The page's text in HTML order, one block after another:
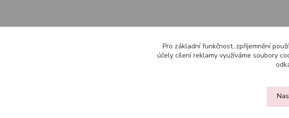
Pro základní funkčnost, zpříjemnění
účely cílení reklamy využíváme soubory